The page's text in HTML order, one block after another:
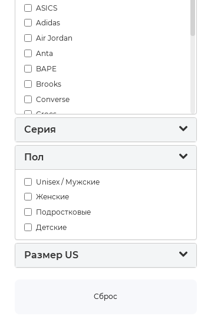
ASICS
Adidas
Air Jordan
Anta
BAPE
Brooks
Converse
Crocs
Hoka One One
Jordan
Maison Mihara Yasuhiro
Rigorer
Salomon
Серия
Пол
Unisex / Мужские
Женские
Подростковые
Детские
Размер US
Сброс